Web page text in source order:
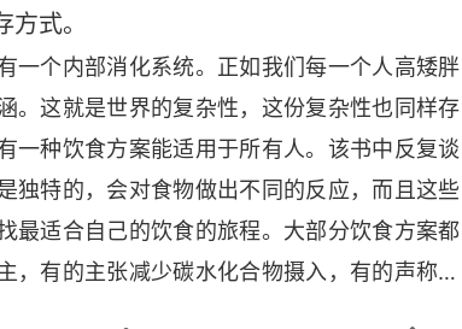
式。
一个内部消化系统。正如我们每一个人高矮胖
。这就是世界的复杂性，这份复杂性也同样存
一种饮食方案能适用于所有人。该书中反复谈
独特的，会对食物做出不同的反应，而且这些
最适合自己的饮食的旅程。大部分饮食方案都
，有的主张减少碳水化合物摄入，有的声称应